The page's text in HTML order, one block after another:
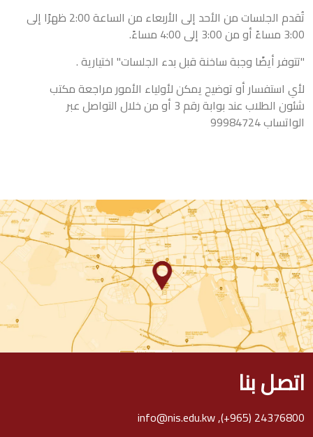
تُقدم الجلسات من الأحد إلى الأربعاء من الساعة 2:00 ظهرًا إلى
3:00 مساءً أو من 3:00 إلى 4:00 مساءً.
"تتوفر أيضًا وجبة ساخنة قبل بدء الجلسات" اختيارية .
لأي استفسار أو توضيح يمكن لأولياء الأمور مراجعة مكتب
شئون الطلاب عند بوابة رقم 3 أو من خلال التواصل عبر
الواتساب 99984724
اتصل بنا
(+965) 24376800
,
info@nis.edu.kw